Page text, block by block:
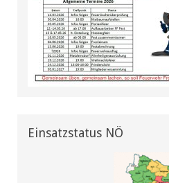
Einsatzstatus NÖ